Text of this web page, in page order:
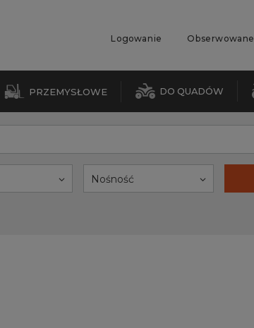
Logowanie Obserwowane
PRZEMYSŁOWE DO QUADÓW
Nośność